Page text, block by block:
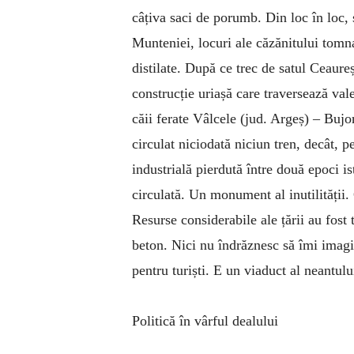
câțiva saci de porumb. Din loc în
Munteniei, locuri ale căzănitului
distilate. După ce trec de satul
construcție uriașă care traversează
căii ferate Vâlcele (jud. Argeș) –
circulat niciodată niciun tren, decât,
industrială pierdută între două epoci
circulată. Un monument al inutilității.
Resurse considerabile ale țării au
beton. Nici nu îndrăznesc să îmi
pentru turiști. E un viaduct al
Politică în vârful dealului